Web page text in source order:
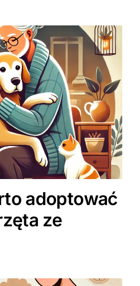
adoptować
ze